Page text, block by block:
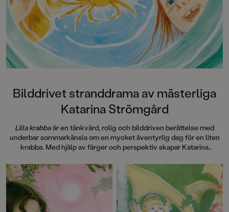
medryckande
Hallhagen tipsar om
böcker för barn och
SvD"Mycket
särskilt att rutscha
Dahlbergs bilder
en enda sekund. På
uppslag finns tusen
följa familjens hund
sniffande äventyr."
DN"En bok som
BTJ.
Bilddrivet stranddrama av mästerliga
Katarina Strömgård
Lilla krabbaär en tänkvärd, rolig och bilddriven berättelse med
underbar sommarkänsla om en mycket äventyrlig dag för en liten
krabba. Med hjälp av färger och perspektiv skapar Katarina
sommar.